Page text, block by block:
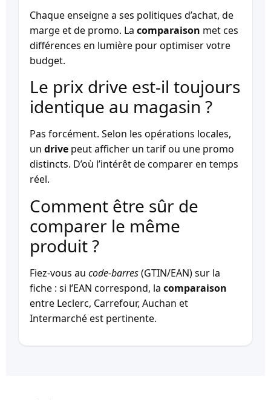
Chaque enseigne a ses politiques d’achat, de
marge et de promo. La comparaison met ces
différences en lumière pour optimiser votre
budget.
Le prix drive est-il toujours
identique au magasin ?
Pas forcément. Selon les opérations locales,
un drive peut afficher un tarif ou une promo
distincts. D’où l’intérêt de comparer en temps
réel.
Comment être sûr de
comparer le même
produit ?
Fiez-vous au code-barres(GTIN/EAN) sur la
fiche : si l’EAN correspond, la comparaison
entre Leclerc, Carrefour, Auchan et
Intermarché est pertinente.